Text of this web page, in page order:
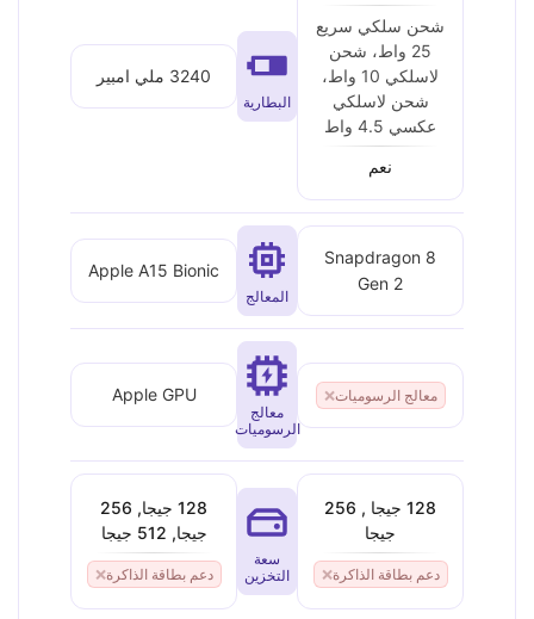
شحن سلكي سريع
25 واط، شحن
لاسلكي 10 واط،
شحن لاسلكي
عكسي 4.5 واط
نعم
البطارية
3240 ملي امبير
Snapdragon 8
Gen 2
المعالج
Apple A15 Bionic
معالج الرسوميات❌
معالج
الرسوميات
Apple GPU
128 جيجا , 256
جيجا
دعم بطاقة الذاكرة❌
سعة
التخزين
128 جيجا, 256
جيجا, 512 جيجا
دعم بطاقة الذاكرة❌